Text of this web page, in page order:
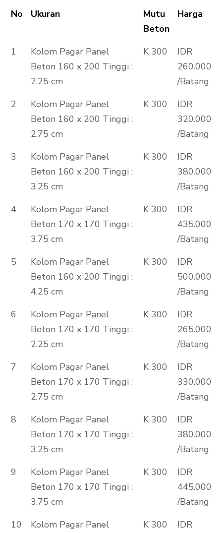
No Ukuran
Mutu
Beton
Harga
1
Kolom Pagar Panel
Beton 160 x 200 Tinggi :
2.25 cm
K 300
IDR
260.000
/Batang
2
Kolom Pagar Panel
Beton 160 x 200 Tinggi :
2.75 cm
K 300
IDR
320.000
/Batang
3
Kolom Pagar Panel
Beton 160 x 200 Tinggi :
3.25 cm
K 300
IDR
380.000
/Batang
4
Kolom Pagar Panel
Beton 170 x 170 Tinggi :
3.75 cm
K 300
IDR
435.000
/Batang
5
Kolom Pagar Panel
Beton 160 x 200 Tinggi :
4.25 cm
K 300
IDR
500.000
/Batang
6
Kolom Pagar Panel
Beton 170 x 170 Tinggi :
2.25 cm
K 300
IDR
265.000
/Batang
7
Kolom Pagar Panel
Beton 170 x 170 Tinggi :
2.75 cm
K 300
IDR
330.000
/Batang
8
Kolom Pagar Panel
Beton 170 x 170 Tinggi :
3.25 cm
K 300
IDR
380.000
/Batang
9
Kolom Pagar Panel
Beton 170 x 170 Tinggi :
3.75 cm
K 300
IDR
445.000
/Batang
10
Kolom Pagar Panel
K 300
IDR